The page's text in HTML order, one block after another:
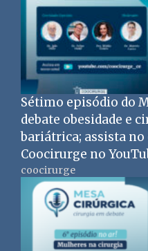
Sétimo episódio do
debate obesidade e
bariátrica; assista no
Coocirurge no
coocirurge